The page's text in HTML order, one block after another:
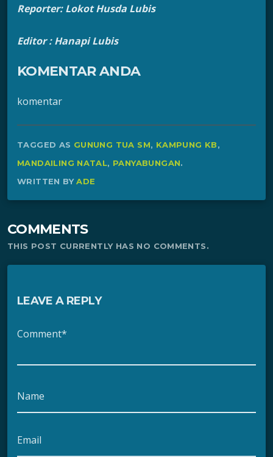
Reporter:Lokot Husda Lubis
Editor : Hanapi Lubis
KOMENTAR ANDA
komentar
TAGGED AS GUNUNG TUA SM, KAMPUNG KB,
MANDAILING NATAL, PANYABUNGAN.
WRITTEN BYADE
COMMENTS
THIS POST CURRENTLY HAS NO COMMENTS.
LEAVE A REPLY
Comment*
Name
Email